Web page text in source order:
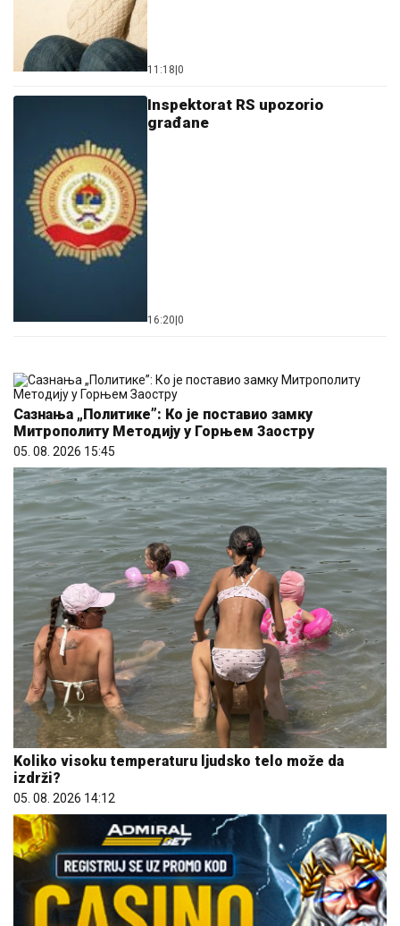
11:18 0
Inspektorat RS upozorio
građane
16:20 0
Сазнања „Политике”: Ко је поставио замку
Митрополиту Методију у Горњем Заостру
05. 08. 2026 15:45
Koliko visoku temperaturu ljudsko telo može da
izdrži?
05. 08. 2026 14:12